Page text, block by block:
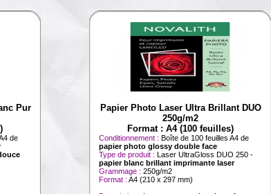
Pur
de
Papier Photo Laser Ultra Brillant DUO
250g/m2
Format : A4 (100 feuilles)
Conditionnement : Boîte de 100 feuilles A4 de
papier photo glossy double face
Type de produit : Laser UltraGloss DUO 250 -
papier blanc brillant imprimante laser
Grammage : 250g/m2
Format : A4 (210 x 297 mm)